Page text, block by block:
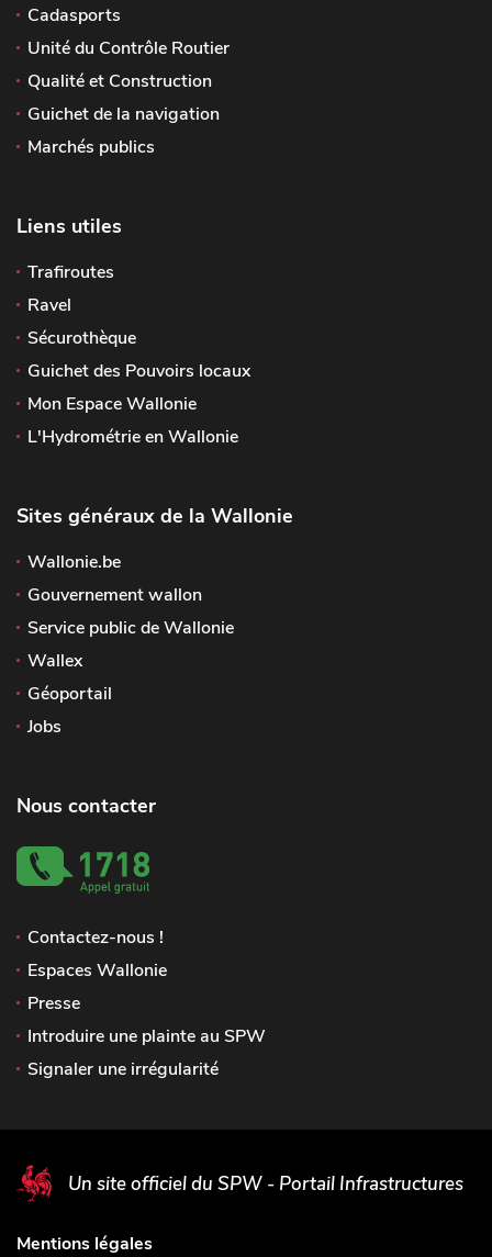
Cadasports
Unité du Contrôle Routier
Qualité et Construction
Guichet de la navigation
Marchés publics
Liens utiles
Trafiroutes
Ravel
Sécurothèque
Guichet des Pouvoirs locaux
Mon Espace Wallonie
L'Hydrométrie en Wallonie
Sites généraux de la Wallonie
Wallonie.be
Gouvernement wallon
Service public de Wallonie
Wallex
Géoportail
Jobs
Nous contacter
Contactez-nous !
Espaces Wallonie
Presse
Introduire une plainte au SPW
Signaler une irrégularité
Un site officiel du SPW - Portail Infrastructures
Mentions légales